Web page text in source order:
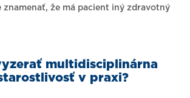
znamenať, že má pacient iný zdravotný
multidisciplinárna
v praxi?